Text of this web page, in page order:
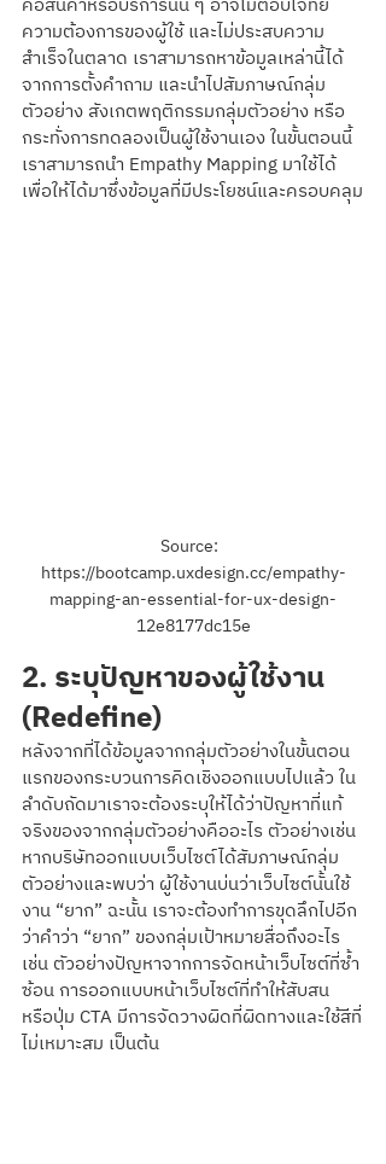
ความต้องการของผู้ใช้ และไม่ประสบความ
สำเร็จในตลาด เราสามารถหาข้อมูลเหล่านี้ได้
จากการตั้งคำถาม และนำไปสัมภาษณ์กลุ่ม
ตัวอย่าง สังเกตพฤติกรรมกลุ่มตัวอย่าง หรือ
กระทั่งการทดลองเป็นผู้ใช้งานเอง ในขั้นตอนนี้
เราสามารถนำ Empathy Mapping มาใช้ได้
เพื่อให้ได้มาซึ่งข้อมูลที่มีประโยชน์และครอบคลุม
Source:
https://bootcamp.uxdesign.cc/empathy-
mapping-an-essential-for-ux-design-
12e8177dc15e
2. ระบุปัญหาของผู้ใช้งาน
(Redefine)
หลังจากที่ได้ข้อมูลจากกลุ่มตัวอย่างในขั้นตอน
แรกของกระบวนการคิดเชิงออกแบบไปแล้ว ใน
ลำดับถัดมาเราจะต้องระบุให้ได้ว่าปัญหาที่แท้
จริงของจากกลุ่มตัวอย่างคืออะไร ตัวอย่างเช่น
หากบริษัทออกแบบเว็บไซต์ได้สัมภาษณ์กลุ่ม
ตัวอย่างและพบว่า ผู้ใช้งานบ่นว่าเว็บไซต์นั้นใช้
งาน “ยาก” ฉะนั้น เราจะต้องทำการขุดลึกไปอีก
ว่าคำว่า “ยาก” ของกลุ่มเป้าหมายสื่อถึงอะไร
เช่น ตัวอย่างปัญหาจากการจัดหน้าเว็บไซต์ที่ซ้ำ
ซ้อน การออกแบบหน้าเว็บไซต์ที่ทำให้สับสน
หรือปุ่ม CTA มีการจัดวางผิดที่ผิดทางและใช้สีที่
ไม่เหมาะสม เป็นต้น